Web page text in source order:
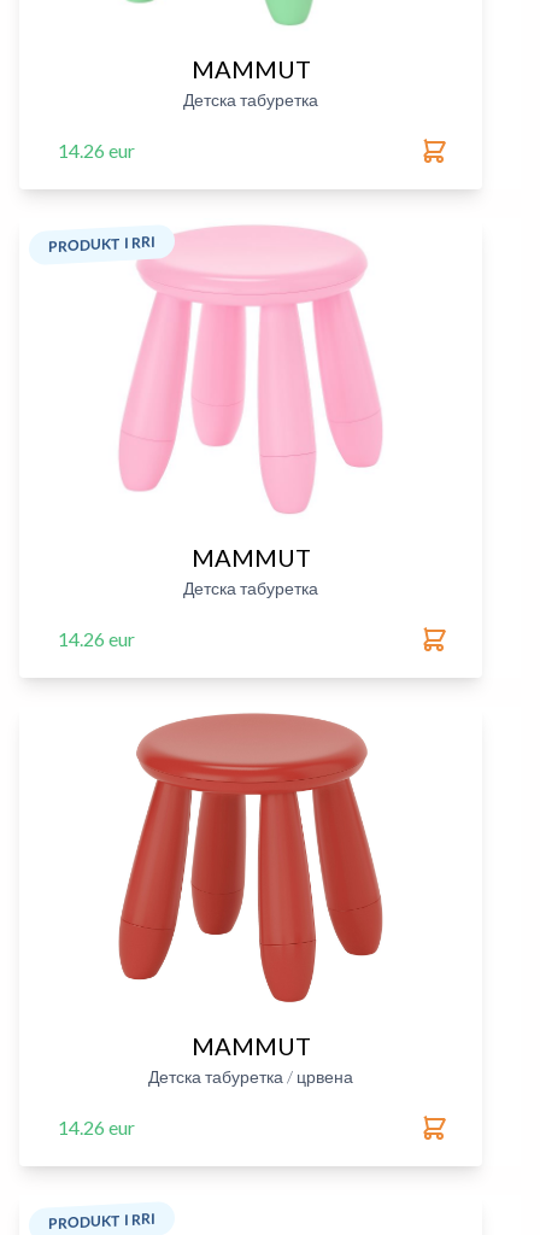
MAMMUT
Детска табуретка
14.26 eur
PRODUKT I RRI
MAMMUT
Детска табуретка
14.26 eur
MAMMUT
Детска табуретка / црвена
14.26 eur
PRODUKT I RRI